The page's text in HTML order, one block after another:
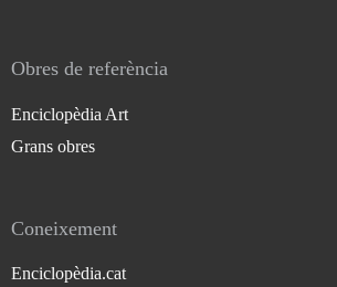
Obres de referència
Enciclopèdia Art
Grans obres
Coneixement
Enciclopèdia.cat